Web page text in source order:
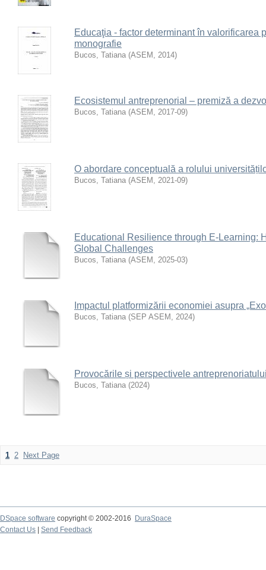
Educaţia - factor determinant în valorificarea
monografie
Bucos, Tatiana (ASEM , 2014)
Ecosistemul antreprenorial – premiză a
Bucos, Tatiana (ASEM , 2017-09)
O abordare conceptuală a rolului
Bucos, Tatiana (ASEM , 2021-09)
Educational Resilience through E-Learning:
Global Challenges
Bucos, Tatiana (ASEM , 2025-03)
Impactul platformizării economiei asupra
Bucos, Tatiana (SEP ASEM , 2024)
Provocările și perspectivele
Bucos, Tatiana (2024)
1 2 Next Page
DSpace software copyright © 2002-2016
DuraSpace
Contact Us
Send Feedback